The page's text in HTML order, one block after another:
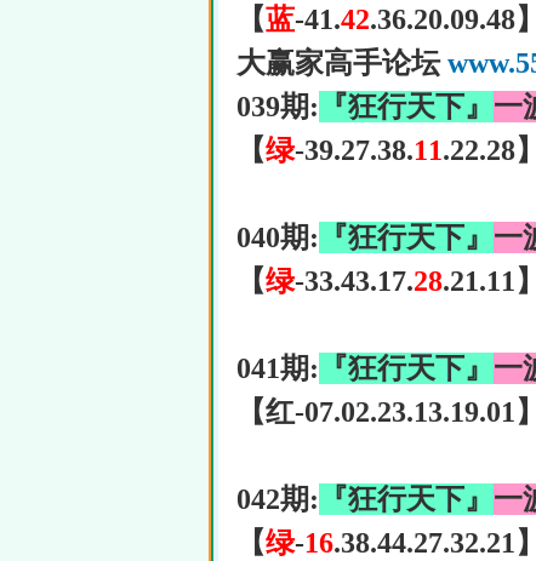
【蓝-41.42.36.20.09.48】
大赢家高手论坛
039期: 『狂行天下』 一
【绿-39.27.38.11.22.28】
040期: 『狂行天下』 一
【绿-33.43.17.28.21.11】
041期: 『狂行天下』 一
【红-07.02.23.13.19.01】
042期: 『狂行天下』 一
【绿-16.38.44.27.32.21】